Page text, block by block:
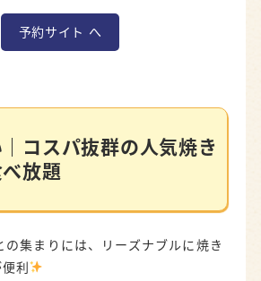
予約サイト へ
コスパ抜群の人気焼き
放題
の集まりには、リーズナブルに焼き
利